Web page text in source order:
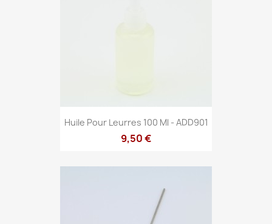
Huile Pour Leurres 100 Ml - ADD901
9,50 €